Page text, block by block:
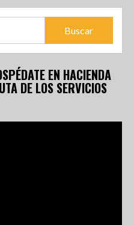
EN HACIENDA
DE LOS SERVICIOS